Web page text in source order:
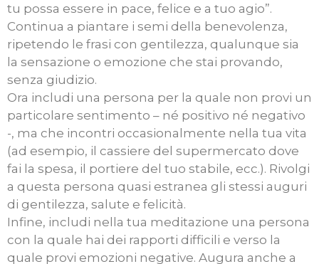
tu possa essere in pace, felice e a tuo agio”.
Continua a piantare i semi della benevolenza,
ripetendo le frasi con gentilezza, qualunque sia
la sensazione o emozione che stai provando,
senza giudizio.
Ora includi una persona per la quale non provi un
particolare sentimento – né positivo né negativo
-, ma che incontri occasionalmente nella tua vita
(ad esempio, il cassiere del supermercato dove
fai la spesa, il portiere del tuo stabile, ecc.). Rivolgi
a questa persona quasi estranea gli stessi auguri
di gentilezza, salute e felicità.
Infine, includi nella tua meditazione una persona
con la quale hai dei rapporti difficili e verso la
quale provi emozioni negative. Augura anche a